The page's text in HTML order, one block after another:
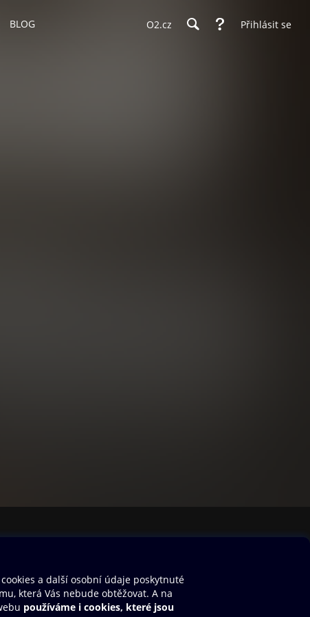
BLOG O2.cz Přihlásit se